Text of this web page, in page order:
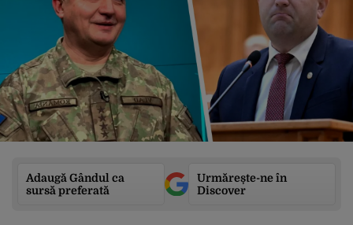
Adaugă Gândul ca
sursă preferată
Urmărește-ne în
Discover